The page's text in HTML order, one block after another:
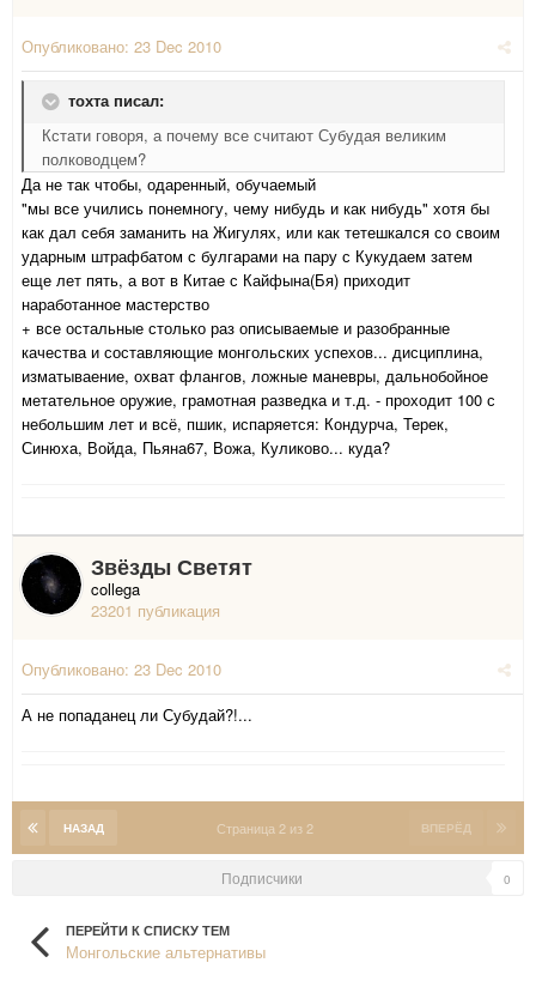
Опубликовано: 23 Dec 2010
тохта писал:
Кстати говоря, а почему все считают Субудая великим
полководцем?
Да не так чтобы, одаренный, обучаемый
"мы все учились понемногу, чему нибудь и как нибудь" хотя бы
как дал себя заманить на Жигулях, или как тетешкался со своим
ударным штрафбатом с булгарами на пару с Кукудаем затем
еще лет пять, а вот в Китае с Кайфына(Бя) приходит
наработанное мастерство
+ все остальные столько раз описываемые и разобранные
качества и составляющие монгольских успехов... дисциплина,
изматываение, охват флангов, ложные маневры, дальнобойное
метательное оружие, грамотная разведка и т.д. - проходит 100 с
небольшим лет и всё, пшик, испаряется: Кондурча, Терек,
Синюха, Войда, Пьяна67, Вожа, Куликово... куда?
Звёзды Светят
collega
23201 публикация
Опубликовано: 23 Dec 2010
А не попаданец ли Субудай?!...
НАЗАД ВПЕРЁД
Страница 2 из 2
Подписчики 0
ПЕРЕЙТИ К СПИСКУ ТЕМ
Монгольские альтернативы